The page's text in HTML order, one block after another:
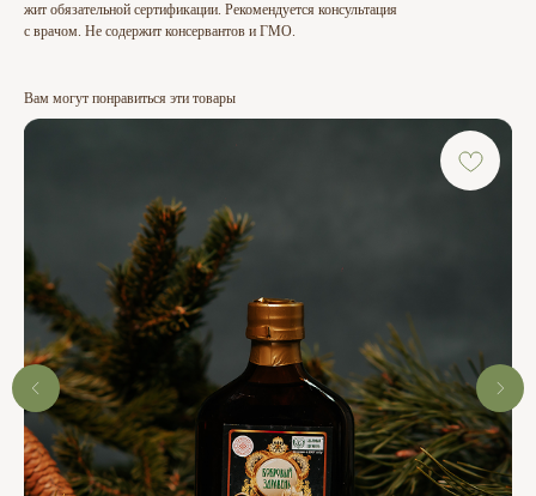
жит обязательной сертификации. Рекомендуется консультация
с врачом. Не содержит консервантов и ГМО.
Вам могут понравиться эти товары